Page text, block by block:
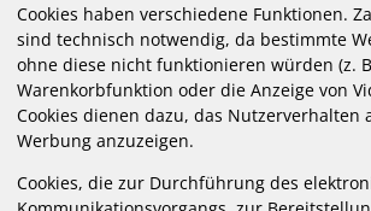
Cookies haben verschiedene Funktionen.
sind technisch notwendig, da bestimmte
ohne diese nicht funktionieren würden (z.
Warenkorbfunktion oder die Anzeige von
Cookies dienen dazu, das Nutzerverhalten
Werbung anzuzeigen.
Cookies, die zur Durchführung des